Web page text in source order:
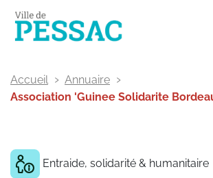
Accueil
Annuaire
Association 'Guinee Solidarite
Entraide, solidarité & humanitaire
Panneau de gestion des cookies